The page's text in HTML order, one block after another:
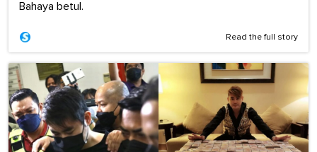
Bahaya betul.
Read the full story